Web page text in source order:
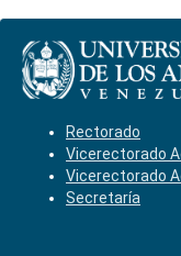
Rectorado
Vicerectorado
Vicerectorado
Secretaría